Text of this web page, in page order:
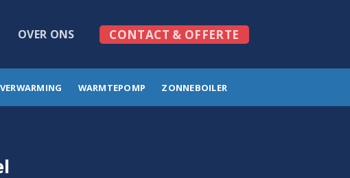
OVER ONS CONTACT & OFFERTE
WARMTEPOMP ZONNEBOILER